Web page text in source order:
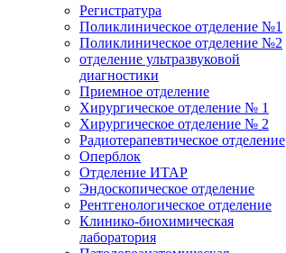
Регистратура
Поликлиническое отделение №1
Поликлиническое отделение №2
отделение ультразвуковой
диагностики
Приемное отделение
Хирургическое отделение № 1
Хирургическое отделение № 2
Радиотерапевтическое отделение
Оперблок
Отделение ИТАР
Эндоскопическое отделение
Рентгенологическое отделение
Клинико-биохимическая
лаборатория